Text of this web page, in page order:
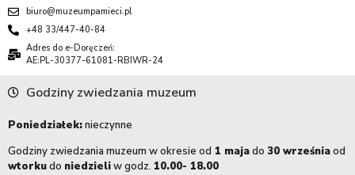
biuro@muzeumpamieci.pl
+48 33/447-40-84
Adres do e-Doręczeń:
AE:PL-30377-61081-RBIWR-24
Godziny zwiedzania muzeum
Poniedziałek:nieczynne
Godziny zwiedzania muzeum w okresie od 1 majado 30 wrześniaod
wtorkudo niedzieliw godz. 10.00- 18.00